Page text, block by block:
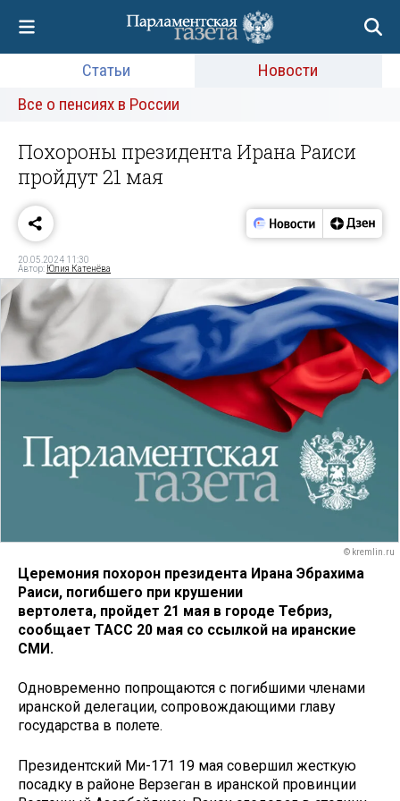
Статьи
Новости
Все о пенсиях в России
Похороны президента Ирана Раиси
пройдут 21 мая
20.05.2024 11:30
Автор: Юлия Катенёва
© kremlin.ru
Церемония похорон президента Ирана Эбрахима
Раиси, погибшего при крушении
вертолета, пройдет 21 мая в городе Тебриз,
сообщает ТАСС 20 мая со ссылкой на иранские
СМИ.
Одновременно попрощаются с погибшими членами
иранской делегации, сопровождающими главу
государства в полете.
Президентский Ми-171 19 мая совершил жесткую
посадку в районе Верзеган в иранской провинции